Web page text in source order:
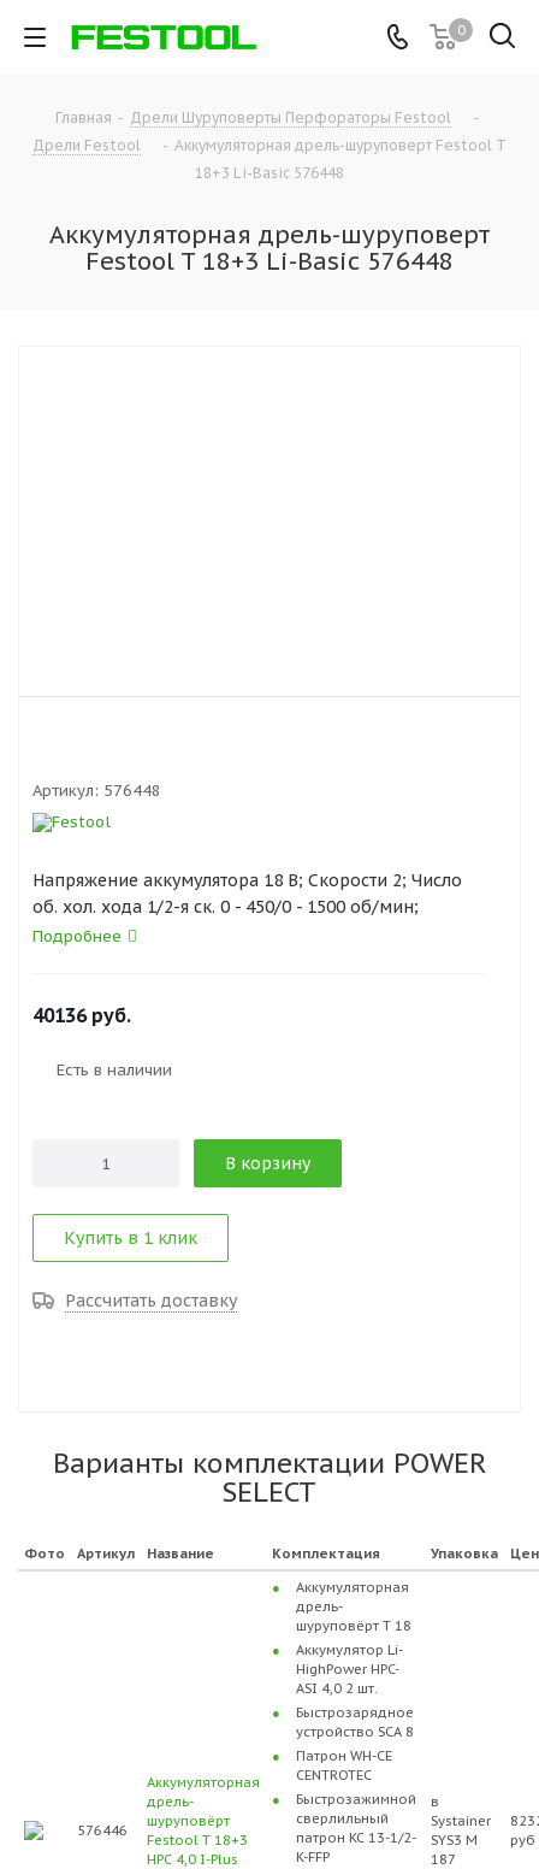
0
Главная - Дрели Шуруповерты Перфораторы Festool
-
Дрели Festool
- Аккумуляторная дрель-шуруповерт Festool T
18+3 Li-Basic 576448
Аккумуляторная дрель-шуруповерт
Festool T 18+3 Li-Basic 576448
Артикул: 576448
Напряжение аккумулятора 18 В; Скорости 2; Число
об. хол. хода 1/2-я ск. 0 - 450/0 - 1500 об/мин;
Диаметр сверления, древес./сталь 45/13 мм;
Диапазон зажима патрона 1.5 - 13 мм; Ёмкость
ионным аккум. 1,5/1,6/1,8 кг
Подробнее
40136руб.
Есть в наличии
В корзину
Купить в 1 клик
Рассчитать доставку
Варианты комплектации POWER
SELECT
Фото Артикул Название Комплектация Упаковка
576446
Аккумуляторная
дрель-
шуруповёрт
Festool T 18+3
HPC 4,0 I-Plus
Аккумуляторная
дрель-
шуруповёрт T 18
Аккумулятор Li-
HighPower HPC-
ASI 4,0 2 шт.
Быстрозарядное
устройство SCA 8
Патрон WH-CE
CENTROTEC
Быстрозажимной
сверлильный
патрон KC 13-1/2-
K-FFP
в
Systainer
SYS3 M
187
руб